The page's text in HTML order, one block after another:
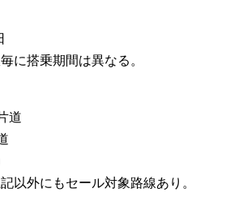
に搭乗期間は異なる。
道
以外にもセール対象路線あり。